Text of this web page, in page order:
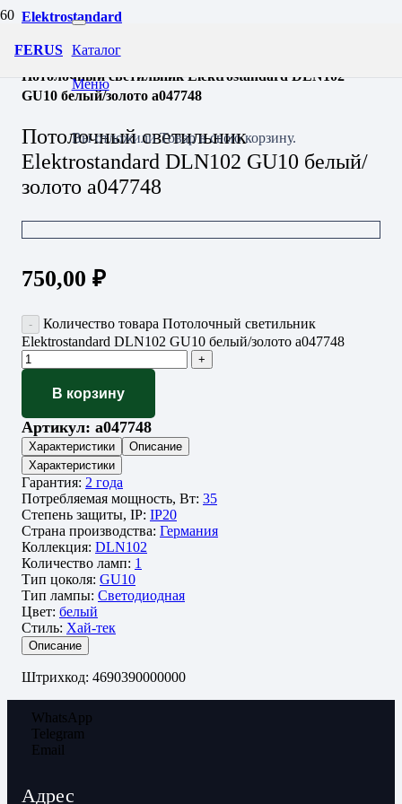
FERUS Каталог
Меню
Вы отложилиТоварв свою корзину.
Elektrostandard
Потолочные
Потолочный светильник Elektrostandard DLN102
GU10 белый/золото a047748
Потолочный светильник
Elektrostandard DLN102 GU10 белый/
золото a047748
750,00 ₽
Количество товара Потолочный светильник
Elektrostandard DLN102 GU10 белый/золото a047748
В корзину
Артикул: a047748
Характеристики
Описание
Характеристики
Гарантия: 2 года
Потребляемая мощность, Вт: 35
Степень защиты, IP: IP20
Страна производства: Германия
Коллекция: DLN102
Количество ламп: 1
Тип цоколя: GU10
Тип лампы: Светодиодная
Цвет: белый
Стиль: Хай-тек
Описание
Штрихкод: 4690390000000
WhatsApp
Telegram
Email
Адрес